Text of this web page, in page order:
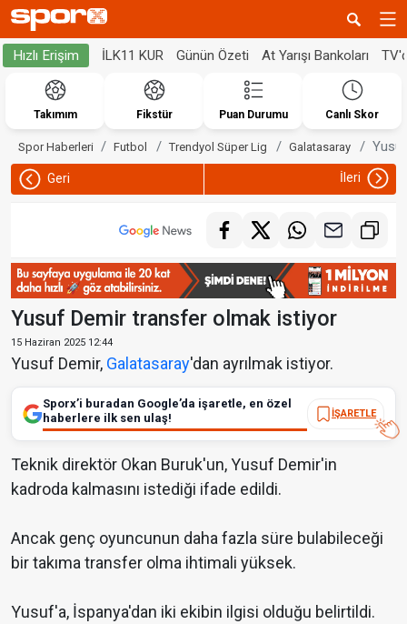
Hızlı Erişim İLK11 KUR Günün Özeti At Yarışı Bankoları
Takımım Fikstür Puan Durumu Canlı Skor
Spor Haberleri Futbol Trendyol Süper Lig Galatasaray
Geri İleri
Yusuf Demir transfer olmak istiyor
15 Haziran 2025 12:44
Yusuf Demir, Galatasaray'dan ayrılmak istiyor.
Sporx’i buradan Google’da işaretle, en özel
haberlere ilk sen ulaş!
İŞARETLE
Teknik direktör Okan Buruk'un, Yusuf Demir'in
kadroda kalmasını istediği ifade edildi.
Ancak genç oyuncunun daha fazla süre bulabileceği
bir takıma transfer olma ihtimali yüksek.
Yusuf'a, İspanya'dan iki ekibin ilgisi olduğu belirtildi.